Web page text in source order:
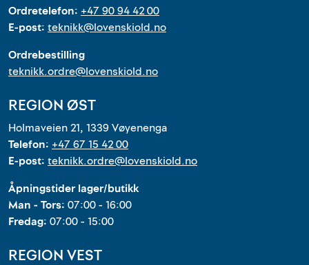
Ordretelefon: +47 90 94 42 00
E-post: teknikk@lovenskiold.no
Ordrebestilling
teknikk.ordre@lovenskiold.no
REGION ØST
Holmaveien 21, 1339 Vøyenenga
Telefon: +47 67 15 42 00
E-post: teknikk.ordre@lovenskiold.no
Åpningstider lager/butikk
Man - Tors: 07:00 - 16:00
Fredag: 07:00 - 15:00
REGION VEST